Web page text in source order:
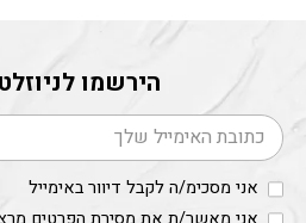
הירשמו
דוא׳׳ל
אני מסכימ/ה לקבל דיוור באימייל